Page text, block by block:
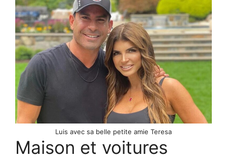
Luis avec sa belle petite amie Teresa
Maison et voitures